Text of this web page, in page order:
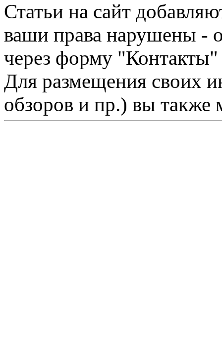
Статьи на сайт
ваши права нарушены -
через форму "Контакты"
Для размещения своих
обзоров и пр.) вы также